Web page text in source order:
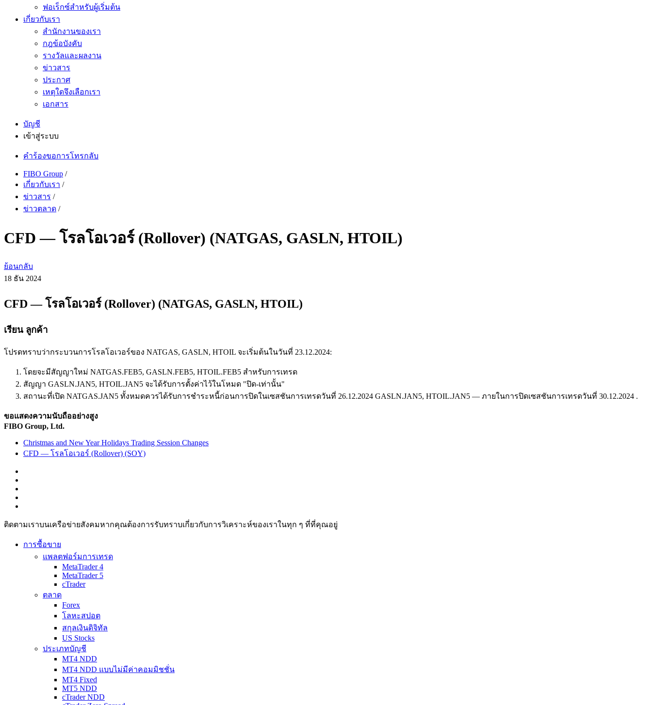
ฟอเร็กซ์สำหรับผู้เริ่มต้น
เกี่ยวกับเรา
สำนักงานของเรา
กฎข้อบังคับ
รางวัลและผลงาน
ข่าวสาร
ประกาศ
เหตุใดจึงเลือกเรา
เอกสาร
บัญชี
เข้าสู่ระบบ
คำร้องขอการโทรกลับ
FIBO Group /
เกี่ยวกับเรา /
ข่าวสาร /
ข่าวตลาด /
CFD — โรลโอเวอร์ (Rollover) (NATGAS, GASLN, HTOIL)
ย้อนกลับ
18 ธัน 2024
CFD — โรลโอเวอร์ (Rollover) (NATGAS, GASLN, HTOIL)
เรียน ลูกค้า
โปรดทราบว่ากระบวนการโรลโอเวอร์ของ NATGAS, GASLN, HTOIL จะเริ่มต้นในวันที่ 23.12.2024:
โดยจะมีสัญญาใหม่ NATGAS.FEB5, GASLN.FEB5, HTOIL.FEB5 สำหรับการเทรด
สัญญา GASLN.JAN5, HTOIL.JAN5 จะได้รับการตั้งค่าไว้ในโหมด "ปิด-เท่านั้น"
สถานะที่เปิด NATGAS.JAN5 ทั้งหมดควรได้รับการชำระหนี้ก่อนการปิดในเซสชันการเทรดวันที่ 26.12.2024 GASLN.JAN5, HTOIL.JAN5 — ภายในการปิดเซสชันการเทรดวันที่ 30.12.2024 .
ขอแสดงความนับถืออย่างสูง
FIBO Group, Ltd.
Christmas and New Year Holidays Trading Session Changes
CFD — โรลโอเวอร์ (Rollover) (SOY)
ติดตามเราบนเครือข่ายสังคมหากคุณต้องการรับทราบเกี่ยวกับการวิเ­คราะห์ของเราในทุก ๆ ที่ที่คุณอยู่
การซื้อขาย
แพลตฟอร์มการเทรด
MetaTrader 4
MetaTrader 5
cTrader
ตลาด
Forex
โลหะสปอต
สกุลเงินดิจิทัล
US Stocks
ประเภทบัญชี
MT4 NDD
MT4 NDD แบบไม่มีค่าคอมมิชชั่น
MT4 Fixed
MT5 NDD
cTrader NDD